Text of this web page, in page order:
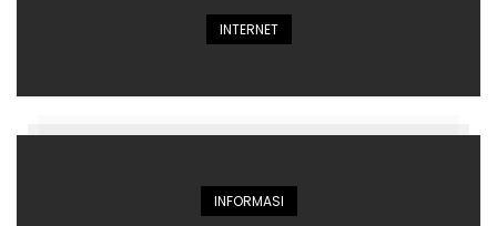
INTERNET
INFORMASI